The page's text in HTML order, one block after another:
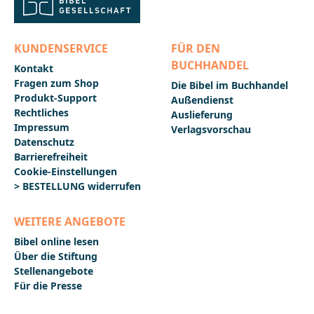
KUNDENSERVICE
Kontakt
Fragen zum Shop
Produkt-Support
Rechtliches
Impressum
Datenschutz
Barrierefreiheit
Cookie-Einstellungen
> BESTELLUNG widerrufen
FÜR DEN
BUCHHANDEL
Die Bibel im Buchhandel
Außendienst
Auslieferung
Verlagsvorschau
WEITERE ANGEBOTE
Bibel online lesen
Über die Stiftung
Stellenangebote
Für die Presse